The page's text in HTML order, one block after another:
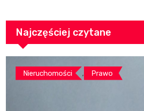
Najczęściej czytane
Nieruchomości , Prawo